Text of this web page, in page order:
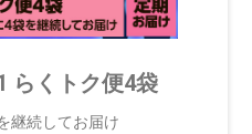
らくトク便4袋
継続してお届け